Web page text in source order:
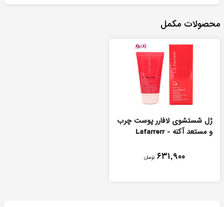
محصولات مکمل
ژل شستشوی لافارر پوست چرب
و مستعد آکنه - Lafarrerr
۶۳۱,۹۰۰ تومان